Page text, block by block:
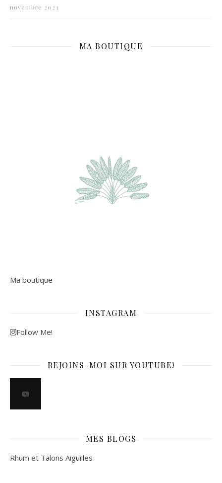
novembre 2023
MA BOUTIQUE
Ma boutique
INSTAGRAM
Follow Me!
REJOINS-MOI SUR YOUTUBE!
MES BLOGS
Rhum et Talons Aiguilles